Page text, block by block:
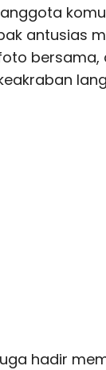
antusias
hadir